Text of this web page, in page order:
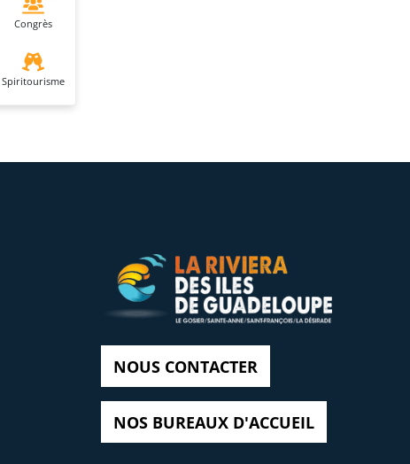
Congrès
Spiritourisme
NOUS CONTACTER
NOS BUREAUX D'ACCUEIL